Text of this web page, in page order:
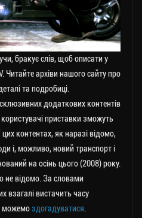
бракує слів, щоб описати у
Читайте архіви нашого сайту про
та подробиці.
додаткових контентів
користувачі приставки зможуть
контентах, як наразі відомо,
і, можливо, новий транспорт і
на осінь цього (2008) року.
не відомо. За словами
взагалі вистачить часу
можемоздогадуватися.